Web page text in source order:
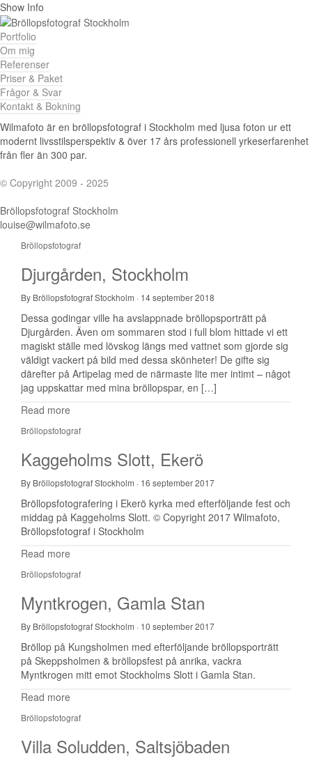
Show Info
Portfolio
Om mig
Referenser
Priser & Paket
Frågor & Svar
Kontakt & Bokning
Wilmafoto är en bröllopsfotograf i Stockholm med ljusa foton ur ett
modernt livsstilsperspektiv & över 17 års professionell yrkeserfarenhet
från fler än 300 par.
© Copyright 2009 - 2025
Bröllopsfotograf Stockholm
louise@wilmafoto.se
Bröllopsfotograf
Djurgården, Stockholm
By Bröllopsfotograf Stockholm · 14 september 2018
Dessa godingar ville ha avslappnade bröllopsporträtt på
Djurgården. Även om sommaren stod i full blom hittade vi ett
magiskt ställe med lövskog längs med vattnet som gjorde sig
väldigt vackert på bild med dessa skönheter! De gifte sig
därefter på Artipelag med de närmaste lite mer intimt – något
jag uppskattar med mina bröllopspar, en […]
Read more
Bröllopsfotograf
Kaggeholms Slott, Ekerö
By Bröllopsfotograf Stockholm · 16 september 2017
Bröllopsfotografering i Ekerö kyrka med efterföljande fest och
middag på Kaggeholms Slott. © Copyright 2017 Wilmafoto,
Bröllopsfotograf i Stockholm
Read more
Bröllopsfotograf
Myntkrogen, Gamla Stan
By Bröllopsfotograf Stockholm · 10 september 2017
Bröllop på Kungsholmen med efterföljande bröllopsporträtt
på Skeppsholmen & bröllopsfest på anrika, vackra
Myntkrogen mitt emot Stockholms Slott i Gamla Stan.
Read more
Bröllopsfotograf
Villa Soludden, Saltsjöbaden